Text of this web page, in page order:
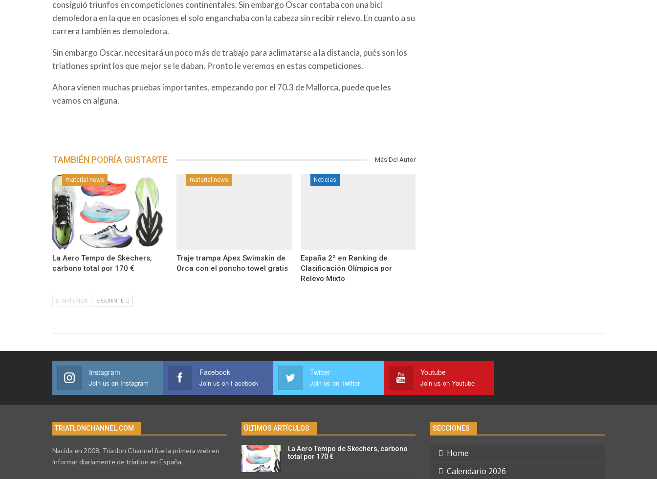
consiguió triunfos en competiciones continentales. Sin embargo Oscar contaba con una bici
demoledora en la que en ocasiones el solo enganchaba con la cabeza sin recibir relevo. En cuanto a su
carrera también es demoledora.
Sin embargo Oscar, necesitará un poco más de trabajo para aclimatarse a la distancia, pués son los
triatlones sprint los que mejor se le daban. Pronto le veremos en estas competiciones.
Ahora vienen muchas pruebas importantes, empezando por el 70.3 de Mallorca, puede que les
veamos en alguna.
TAMBIÉN PODRÍA GUSTARTE Más Del Autor
material news
La Aero Tempo de Skechers,
carbono total por 170 €
material news
Traje trampa Apex Swimskin de
Orca con el poncho towel gratis
Noticias
España 2ª en Ranking de
Clasificación Olímpica por
Relevo Mixto
ANTERIOR SIGUIENTE
Instagram
Join us on Instagram
Facebook
Join us on Facebook
Twitter
Join us on Twitter
Youtube
Join us on Youtube
TRIATLONCHANNEL.COM
Nacida en 2008, Triatlon Channel fue la primera web en
informar diariamente de triatlon en España.
ÚLTIMOS ARTÍCULOS
La Aero Tempo de Skechers, carbono
total por 170 €
SECCIONES
Home
Calendario 2026